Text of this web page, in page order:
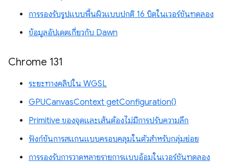
การรองรับรูปแบบพื้นผิวแบบปกติ 16 บิตในเวอร์ชันทดลอง
ข้อมูลอัปเดตเกี่ยวกับ Dawn
Chrome 131
ระยะทางคลิปใน WGSL
GPUCanvasContext getConfiguration()
Primitive ของจุดและเส้นต้องไม่มีการปรับความลึก
ฟังก์ชันการสแกนแบบครอบคลุมในตัวสำหรับกลุ่มย่อย
การรองรับการวาดหลายรายการแบบอ้อมในเวอร์ชันทดลอง